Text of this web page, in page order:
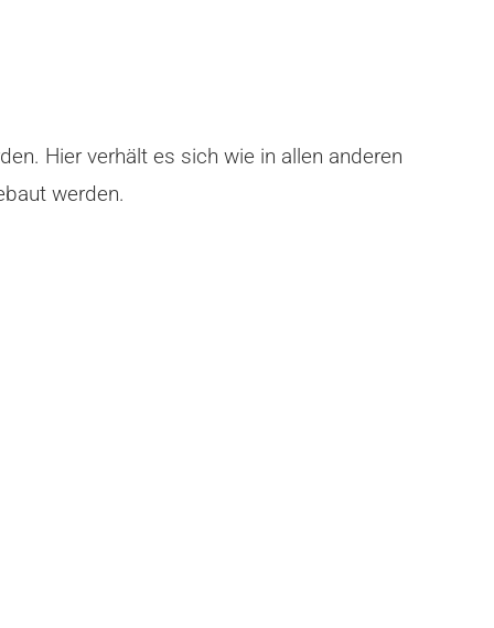
Hier verhält es sich wie in allen anderen
werden.